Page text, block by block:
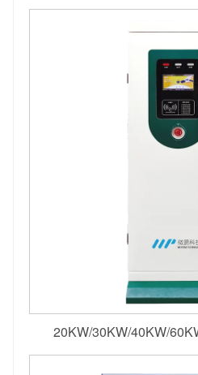
20KW/30KW/40KW/